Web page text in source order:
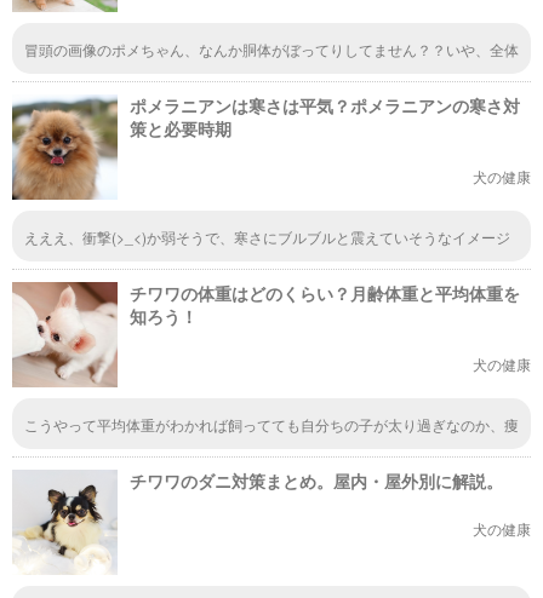
冒頭の画像のポメちゃん、なんか胴体がぼってりしてません？？いや、全体
ふくよかですね、なんだか。こういう体型も意外と可愛いような気もしてき
たです。
ポメラニアンは寒さは平気？ポメラニアンの寒さ対
策と必要時期
犬の健康
えええ、衝撃(>_<)か弱そうで、寒さにブルブルと震えていそうなイメージ
た目によらないわね。寒さに強いって聞くと、か弱そうなイメージが少し薄
らいだ。
チワワの体重はどのくらい？月齢体重と平均体重を
知ろう！
犬の健康
こうやって平均体重がわかれば飼ってても自分ちの子が太り過ぎなのか、痩
ー
チワワのダニ対策まとめ。屋内・屋外別に解説。
犬の健康